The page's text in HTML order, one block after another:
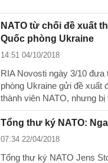
NATO từ chối đề xuất
Quốc phòng Ukraine
14:51 04/10/2018
RIA Novosti ngày 3/10
phòng Ukraine gửi đề
thành viên NATO, nhưng bị
Tổng thư ký NATO:
07:34 22/04/2018
Tổng thư ký NATO Jens